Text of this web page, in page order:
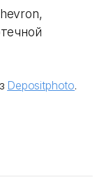
Depositphoto.